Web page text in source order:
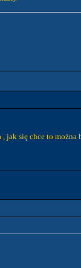
jak się chce to